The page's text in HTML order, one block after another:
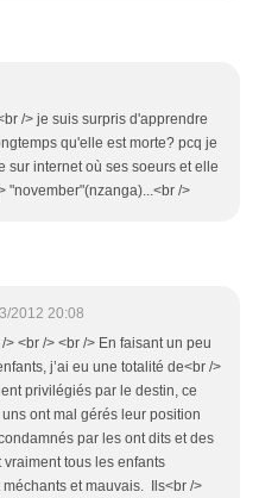
/> je suis surpris d'apprendre
qu'elle est morte? pcq je
sur internet où ses soeurs et elle
"november"(nzanga)...<br />
2012 20:08
<br /> <br /> En faisant un peu
j’ai eu une totalité de<br />
privilégiés par le destin, ce
ont mal gérés leur position
par les ont dits et des
vraiment tous les enfants
et mauvais. Ils<br />